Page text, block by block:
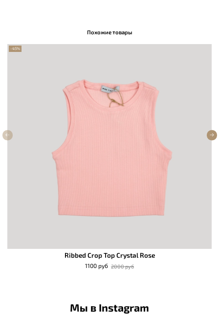
Похожие товары
-45%
Ribbed Crop Top Crystal Rose
1100 руб 2000 руб
Мы в Instagram